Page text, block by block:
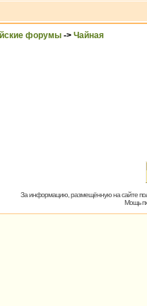
форумы -> Чайная
За информацию, размещённую на сайте
Мощь